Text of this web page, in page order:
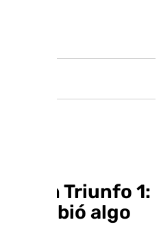
Triunfo 1:
cambió algo